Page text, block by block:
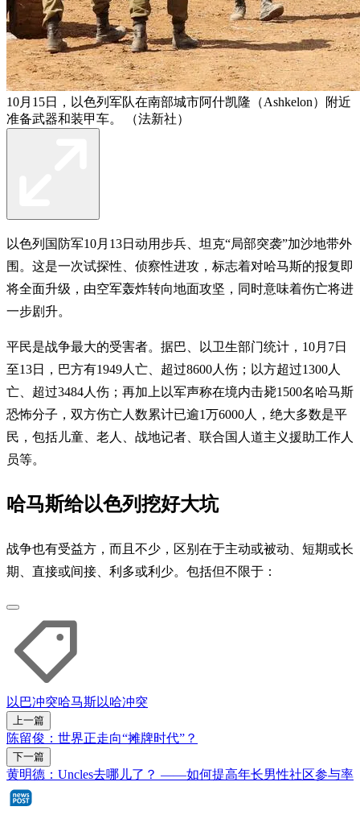
10月15日，以色列军队在南部城市阿什凯隆（Ashkelon）附近
准备武器和装甲车。 （法新社）
以色列国防军10月13日动用步兵、坦克“局部突袭”加沙地带外
围。这是一次试探性、侦察性进攻，标志着对哈马斯的报复即
将全面升级，由空军轰炸转向地面攻坚，同时意味着伤亡将进
一步剧升。
平民是战争最大的受害者。据巴、以卫生部门统计，10月7日
至13日，巴方有1949人亡、超过8600人伤；以方超过1300人
亡、超过3484人伤；再加上以军声称在境内击毙1500名哈马斯
恐怖分子，双方伤亡人数累计已逾1万6000人，绝大多数是平
民，包括儿童、老人、战地记者、联合国人道主义援助工作人
员等。
哈马斯给以色列挖好大坑
战争也有受益方，而且不少，区别在于主动或被动、短期或长
期、直接或间接、利多或利少。包括但不限于：
以巴冲突哈马斯以哈冲突
上一篇
陈留俊：世界正走向“摊牌时代”？
下一篇
黄明德：Uncles去哪儿了？ ——如何提高年长男性社区参与率